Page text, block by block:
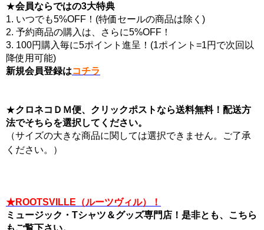
★会員ならではの3大特典
1. いつでも5%OFF！(特価セールの商品は除く)
2. 予約商品の購入は、さらに5%OFF！
3. 100円購入毎に5ポイント進呈！(1ポイント=1円で次回以
降使用可能)
新規会員登録はコチラ
★クロネコＤＭ便、クリックポストなら送料無料！配送方
法でそちらを選択してください。
（サイズの大きな商品に関しては選択できません。ご了承
ください。）
★ROOTSVILLE（ルーツヴィル）！
ミュージック・Tシャツ＆グッズ専門店！是非とも、こちら
もご覧下さい。